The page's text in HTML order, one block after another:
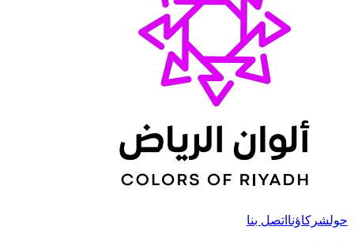
حولشركاؤنا اتصل بنا